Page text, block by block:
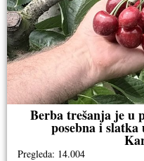
Berba trešanja je u
posebna i
Pregleda: 14.004